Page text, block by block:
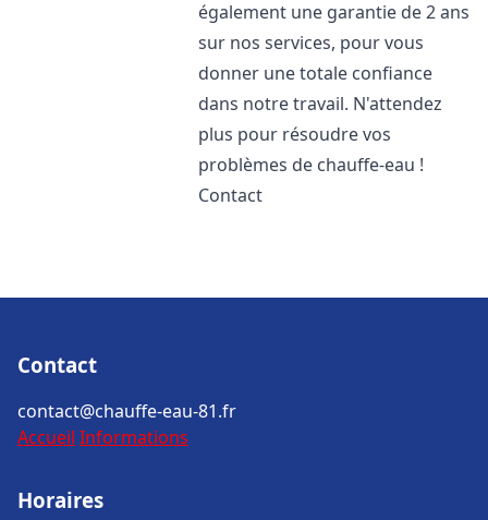
également une garantie de 2 ans
sur nos services, pour vous
donner une totale confiance
dans notre travail. N'attendez
plus pour résoudre vos
problèmes de chauffe-eau !
Contact
Contact
contact@chauffe-eau-81.fr
Accueil Informations
Horaires